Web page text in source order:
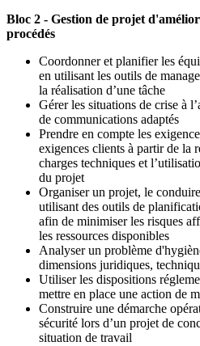
Bloc 2 - Gestion de projet
procédés
Coordonner et planifier les
en utilisant les outils de
la réalisation d’une tâche
Gérer les situations de crise à
de communications adaptés
Prendre en compte les
exigences clients à partir de la
charges techniques et
du projet
Organiser un projet, le
utilisant des outils de
afin de minimiser les risques
les ressources disponibles
Analyser un problème
dimensions juridiques,
Utiliser les dispositions
mettre en place une action de
Construire une démarche
sécurité lors d’un projet de
situation de travail